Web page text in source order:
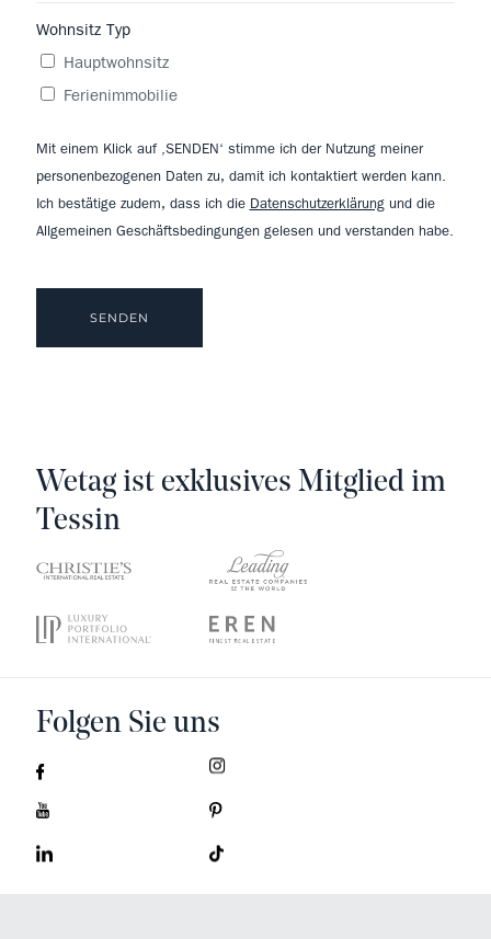
Wohnsitz Typ
Hauptwohnsitz
Ferienimmobilie
Mit einem Klick auf ‚SENDEN‘ stimme ich der Nutzung meiner
personenbezogenen Daten zu, damit ich kontaktiert werden kann.
Ich bestätige zudem, dass ich die Datenschutzerklärungund die
Allgemeinen Geschäftsbedingungen gelesen und verstanden habe.
Wetag ist exklusives Mitglied im
Tessin
Folgen Sie uns